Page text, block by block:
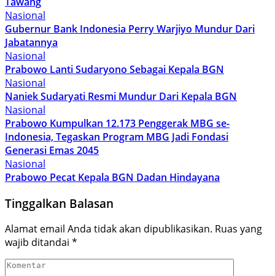
Nasional
Gubernur Bank Indonesia Perry Warjiyo Mundur Dari
Jabatannya
Nasional
Prabowo Lanti Sudaryono Sebagai Kepala BGN
Nasional
Naniek Sudaryati Resmi Mundur Dari Kepala BGN
Nasional
Prabowo Kumpulkan 12.173 Penggerak MBG se-
Indonesia, Tegaskan Program MBG Jadi Fondasi
Generasi Emas 2045
Nasional
Prabowo Pecat Kepala BGN Dadan Hindayana
Tinggalkan Balasan
Alamat email Anda tidak akan dipublikasikan. Ruas yang
wajib ditandai *